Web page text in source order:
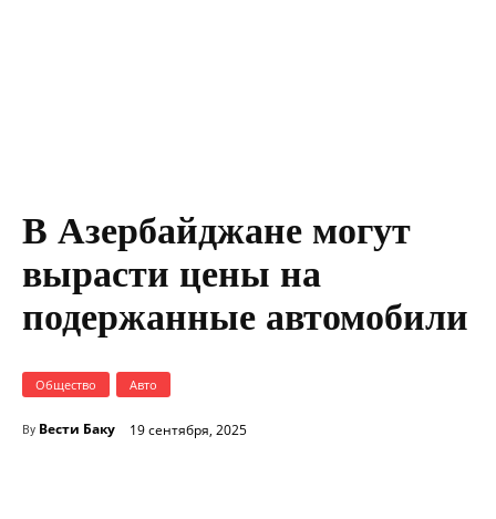
В Азербайджане могут
вырасти цены на
подержанные автомобили
Общество Авто
By Вести Баку 19 сентября, 2025